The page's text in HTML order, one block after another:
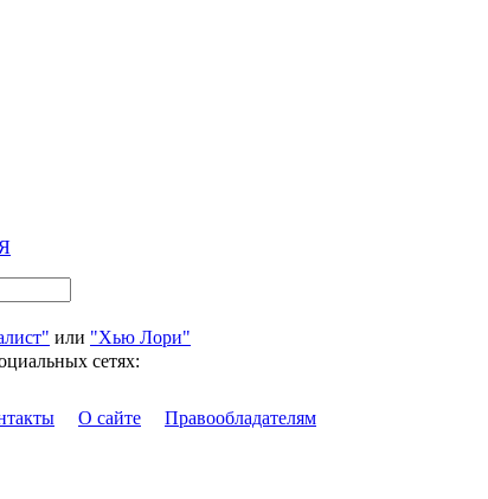
или "Хью Лори"
сетях:
О сайте Правообладателям